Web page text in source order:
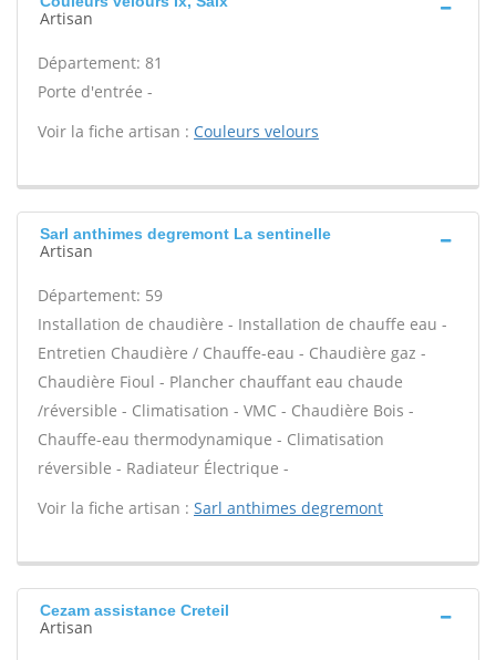
Artisan
Département: 81
Porte d'entrée -
Voir la fiche artisan : Couleurs velours
Sarl anthimes degremont La sentinelle
Artisan
Département: 59
Installation de chaudière - Installation de chauffe eau -
Entretien Chaudière / Chauffe-eau - Chaudière gaz -
Chaudière Fioul - Plancher chauffant eau chaude
/réversible - Climatisation - VMC - Chaudière Bois -
Chauffe-eau thermodynamique - Climatisation
réversible - Radiateur Électrique -
Voir la fiche artisan : Sarl anthimes degremont
Cezam assistance Creteil
Artisan